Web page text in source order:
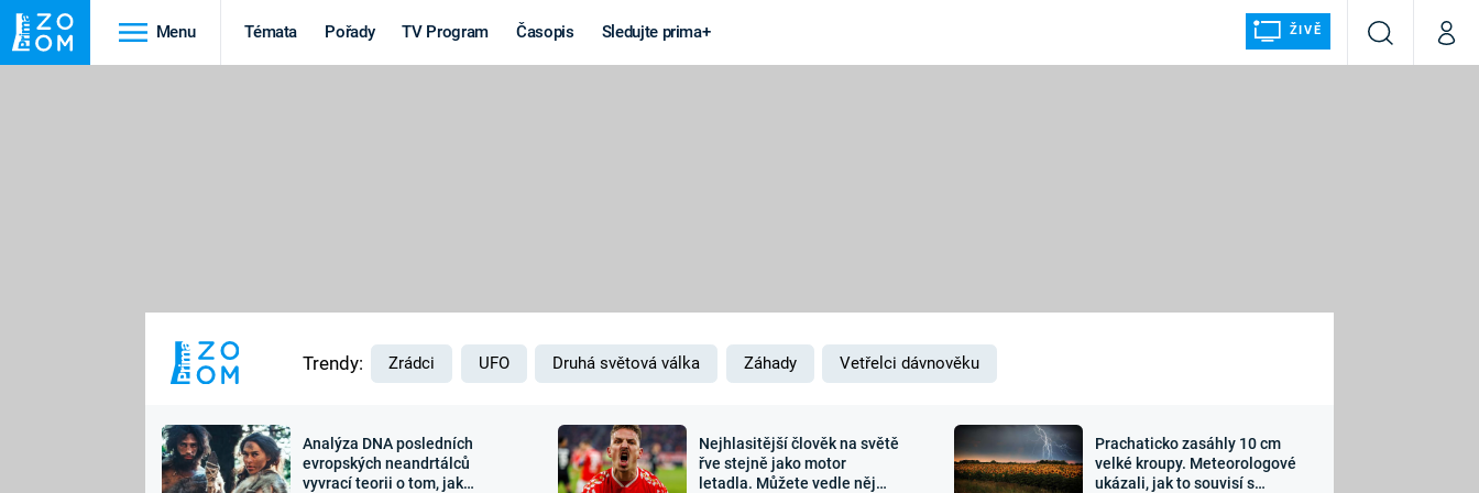
Menu Témata Pořady TV Program Časopis Sledujte prima+ ŽIVĚ
VyhledáváníMůj
MARS
Výročí
Záhady a
Zajímavosti Sledujte nás
Trendy: Zrádci UFO Druhá světová válka Záhady Vetřelci dávnověku
Analýza DNA posledních
evropských neandrtálců
vyvrací teorii o tom, jak
Nejhlasitější člověk na světě
řve stejně jako motor
letadla. Můžete vedle něj
Prachaticko zasáhly 10 cm
velké kroupy. Meteorologové
ukázali, jak to souvisí s